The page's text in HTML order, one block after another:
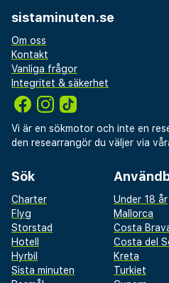
sistaminuten.se
Om oss
Kontakt
Vanliga frågor
Integritet & säkerhet
Vi är en sökmotor och inte en
den researrangör du väljer via
Sök
Charter
Flyg
Storstad
Hotell
Hyrbil
Sista minuten
Under 18 år
Mallorca
Costa
Costa del
Kreta
Turkiet